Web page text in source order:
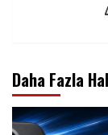
Daha Fazla